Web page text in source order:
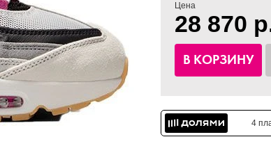
Цена
28 870
В КОРЗИНУ
4